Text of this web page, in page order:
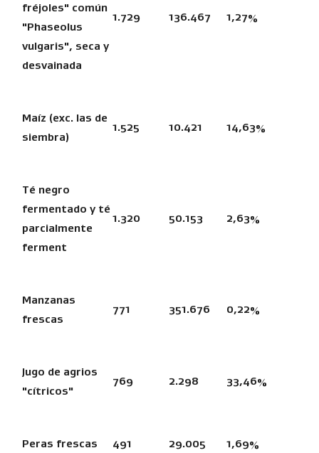
fréjoles" común
"Phaseolus
vulgaris", seca y
desvainada
1.729 136.467 1,27%
Maíz (exc. las de
siembra)
1.525 10.421 14,63%
Té negro
fermentado y té
parcialmente
ferment
1.320 50.153 2,63%
Manzanas
frescas
771 351.676 0,22%
Jugo de agrios
"cítricos"
769 2.298 33,46%
Peras frescas 491 29.005 1,69%